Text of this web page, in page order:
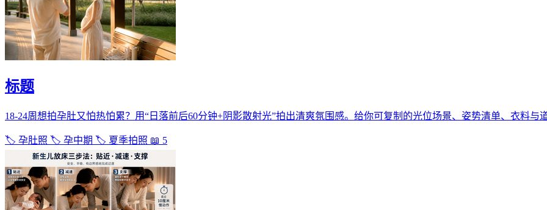
标题
18-24周想拍孕肚又怕热怕累？用“日落前后60分钟+阴影散射光”拍出清爽氛围感。给你可复制的光位场景、姿势清单、衣料
🏷️ 孕肚照 🏷️ 孕中期 🏷️ 夏季拍照 📖 5